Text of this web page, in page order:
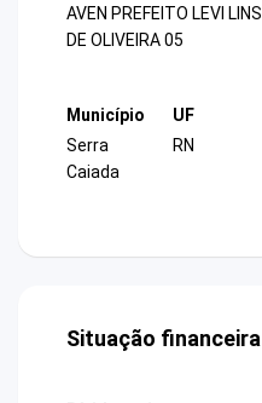
AVEN PREFEITO LEVI LINS
DE OLIVEIRA 05
Município
Serra
Caiada
UF
RN
Situação financeira